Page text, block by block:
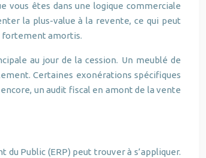
vous êtes dans une logique commerciale
la plus-value à la revente, ce qui peut
fortement amortis.
au jour de la cession. Un meublé de
Certaines exonérations spécifiques
un audit fiscal en amont de la vente
Public (ERP) peut trouver à s’appliquer.